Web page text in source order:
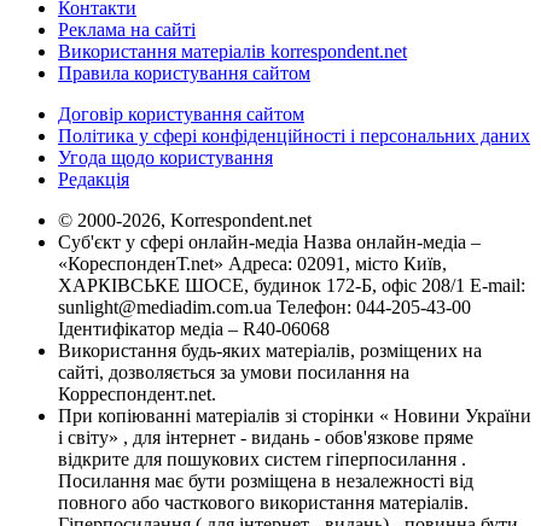
Контакти
Реклама на сайті
Використання матеріалів korrespondent.net
Правила користування сайтом
Договір користування сайтом
Політика у сфері конфіденційності і персональних даних
Угода щодо користування
Редакція
© 2000-2026, Korrespondent.net
Суб'єкт у сфері онлайн-медіа Назва онлайн-медіа –
«КореспонденТ.net» Адреса: 02091, місто Київ,
ХАРКІВСЬКЕ ШОСЕ, будинок 172-Б, офіс 208/1 E-mail:
sunlight@mediadim.com.ua Телефон: 044-205-43-00
Ідентифікатор медіа – R40-06068
Використання будь-яких матеріалів, розміщених на
сайті, дозволяється за умови посилання на
Корреспондент.net.
При копіюванні матеріалів зі сторінки « Новини України
і світу» , для інтернет - видань - обов'язкове пряме
відкрите для пошукових систем гіперпосилання .
Посилання має бути розміщена в незалежності від
повного або часткового використання матеріалів.